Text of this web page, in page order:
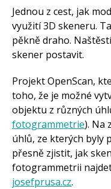
Jednou z cest, jak
využití 3D skeneru.
pěkně draho.
skener postavit.
Projekt OpenScan,
toho, že je možné
objektu z různých
fotogrammetrie). Na
úhlů, ze kterých byly
přesně zjistit, jak
fotogrammetrii
josefprusa.cz.